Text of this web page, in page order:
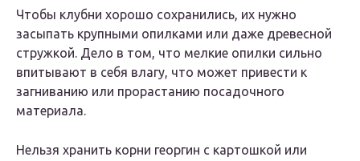
Чтобы клубни хорошо сохранились, их нужно
засыпать крупными опилками или даже древесной
стружкой. Дело в том, что мелкие опилки сильно
впитывают в себя влагу, что может привести к
загниванию или прорастанию посадочного
материала.
Нельзя хранить корни георгин с картошкой или